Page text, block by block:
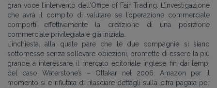
gran voce l’intervento dell’Office of Fair Trading. L’investigazione
che avrà il compito di valutare se l’operazione commerciale
comporti effettivamente la creazione di una posizione
commerciale privilegiata è già iniziata.
L’inchiesta, alla quale pare che le due compagnie si siano
sottomesse senza sollevare obiezioni, promette di essere la più
grande a interessare il mercato editoriale inglese fin dai tempi
del caso Waterstone’s – Ottakar nel 2006. Amazon per il
momento si è rifiutata di rilasciare dettagli sulla cifra pagata per